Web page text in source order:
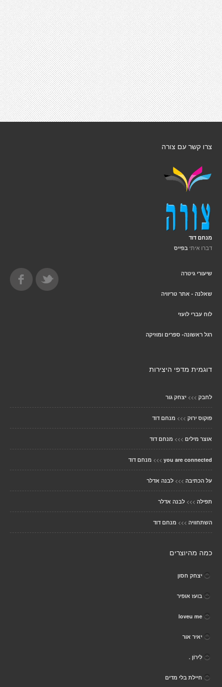
צרו קשר עם צורה
מנחם דוד
דברו איתי בפייס
שיעורי גיטרה
שאלנה - אתר טריוויה
לוח עברי לועזי
רגל ראשונה- ספרים ומוזיקה
דוגמית מדפי היצירות
לחבק >>> יצחק גור
פוקוס ירוק >>> מנחם דוד
אוצר מילים >>> מנחם דוד
you are connected
>>> מנחם דוד
על הכתיבה >>> לבנה אדלר
תפילה >>> לבנה אדלר
השתחוויה >>> מנחם דוד
כמה מהיוצרים
יצחק חסון
בועז אופיר
loveu me
יאיר אור
לִירוֹן .
חיילת בלי מדים